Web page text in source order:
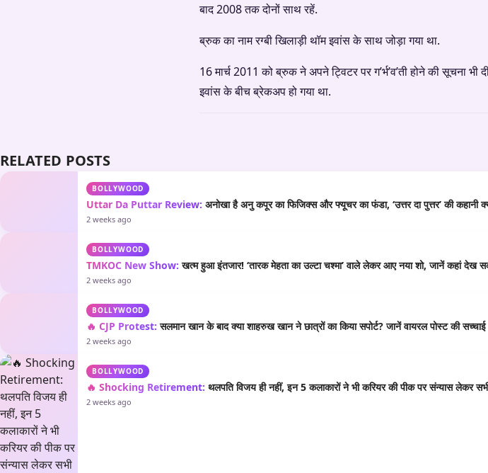
बाद 2008 तक दोनों साथ रहें.
ब्रुक का नाम रग्बी खिलाड़ी थॉम इवांस के साथ जोड़ा गया था.
16 मार्च 2011 को ब्रुक ने अपने ट्विटर पर ग’र्भ’व’ती होने की सूचना
इवांस के बीच ब्रेकअप हो गया था.
RELATED POSTS
BOLLYWOOD
Uttar Da Puttar Review: अनोखा है अनु कपूर का फिजिक्स और फ्यूचर का फंडा, ‘उत्तर दा पुत्तर’ की कहानी
2 weeks ago
BOLLYWOOD
TMKOC New Show: खत्म हुआ इंतजार! ‘तारक मेहता का उल्टा चश्मा’ वाले लेकर आए नया शो, जानें कहां देख
2 weeks ago
BOLLYWOOD
🔥 CJP Protest: सलमान खान के बाद क्या शाहरुख खान ने छात्रों का किया सपोर्ट? जानें वायरल पोस्ट की सच्चाई
2 weeks ago
BOLLYWOOD
🔥 Shocking Retirement: थलपति विजय ही नहीं, इन 5 कलाकारों ने भी करियर की पीक पर संन्यास लेकर
2 weeks ago